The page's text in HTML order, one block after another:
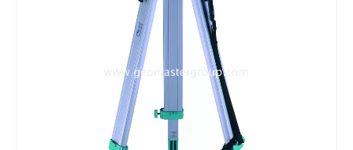
ปริซึมทรงกลม (5', เคลือบทองแดง)